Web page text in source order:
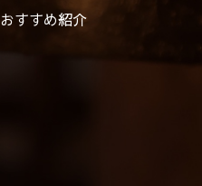
おすすめ紹介